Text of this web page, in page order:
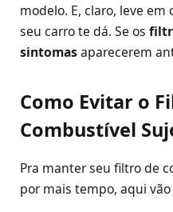
modelo. E, claro, leve
seu carro te dá. Se os
sintomasaparecerem
Como Evitar o
Combustível
Pra manter seu filtro de
por mais tempo, aqui